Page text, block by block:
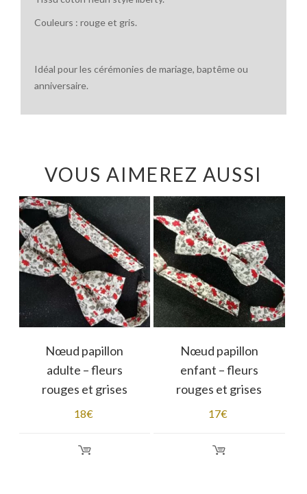
Couleurs : rouge et gris.
Idéal pour les cérémonies de mariage, baptême ou
anniversaire.
VOUS AIMEREZ AUSSI
Nœud papillon
adulte – fleurs
rouges et grises
18€
Nœud papillon
enfant – fleurs
rouges et grises
17€